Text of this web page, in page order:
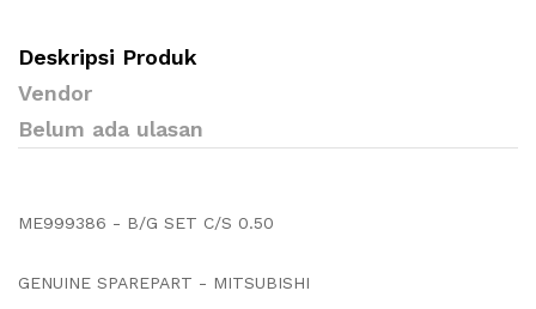
Deskripsi Produk
Vendor
Belum ada ulasan
ME999386 - B/G SET C/S 0.50
GENUINE SPAREPART - MITSUBISHI